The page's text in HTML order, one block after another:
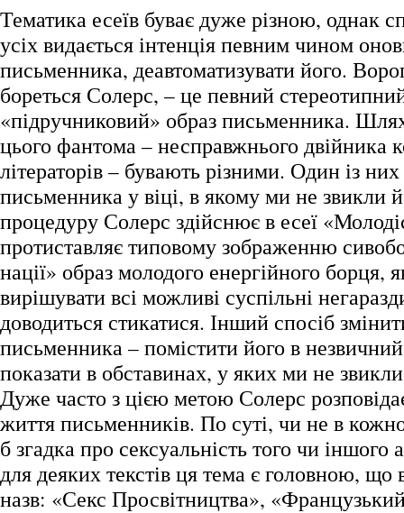
Тематика есеїв буває дуже різною, однак
усіх видається інтенція певним чином
письменника, деавтоматизувати його.
бореться Солерс, – це певний
«підручниковий» образ письменника.
цього фантома – несправжнього двійника
літераторів – бувають різними. Один із
письменника у віці, в якому ми не звикли
процедуру Солерс здійснює в есеї
протиставляє типовому зображенню
нації» образ молодого енергійного борця,
вирішувати всі можливі суспільні
доводиться стикатися. Інший спосіб
письменника – помістити його в
показати в обставинах, у яких ми не
Дуже часто з цією метою Солерс
життя письменників. По суті, чи не в
б згадка про сексуальність того чи іншого
для деяких текстів ця тема є головною, що
назв: «Секс Просвітництва»,